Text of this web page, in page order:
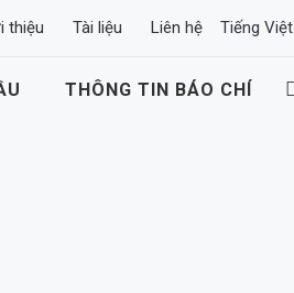
thiệu Tài liệu Liên hệ Tiếng Việt
THÔNG TIN BÁO CHÍ